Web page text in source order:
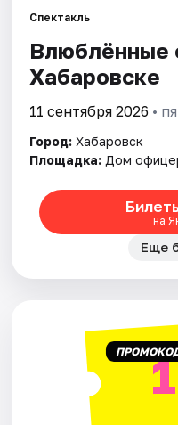
Площадки
Артисты
Спектакль
Влюблённые
Хабаровске
11 сентября 2026 •
Город: Хабаровск
Площадка: Дом
на
Еще